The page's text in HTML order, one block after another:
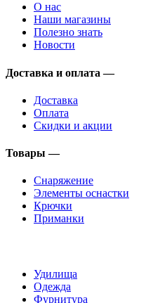
О нас
Наши магазины
Полезно знать
Новости
Доставка и оплата —
Доставка
Оплата
Скидки и акции
Товары —
Снаряжение
Элементы оснастки
Крючки
Приманки
Удилища
Одежда
Фурнитура